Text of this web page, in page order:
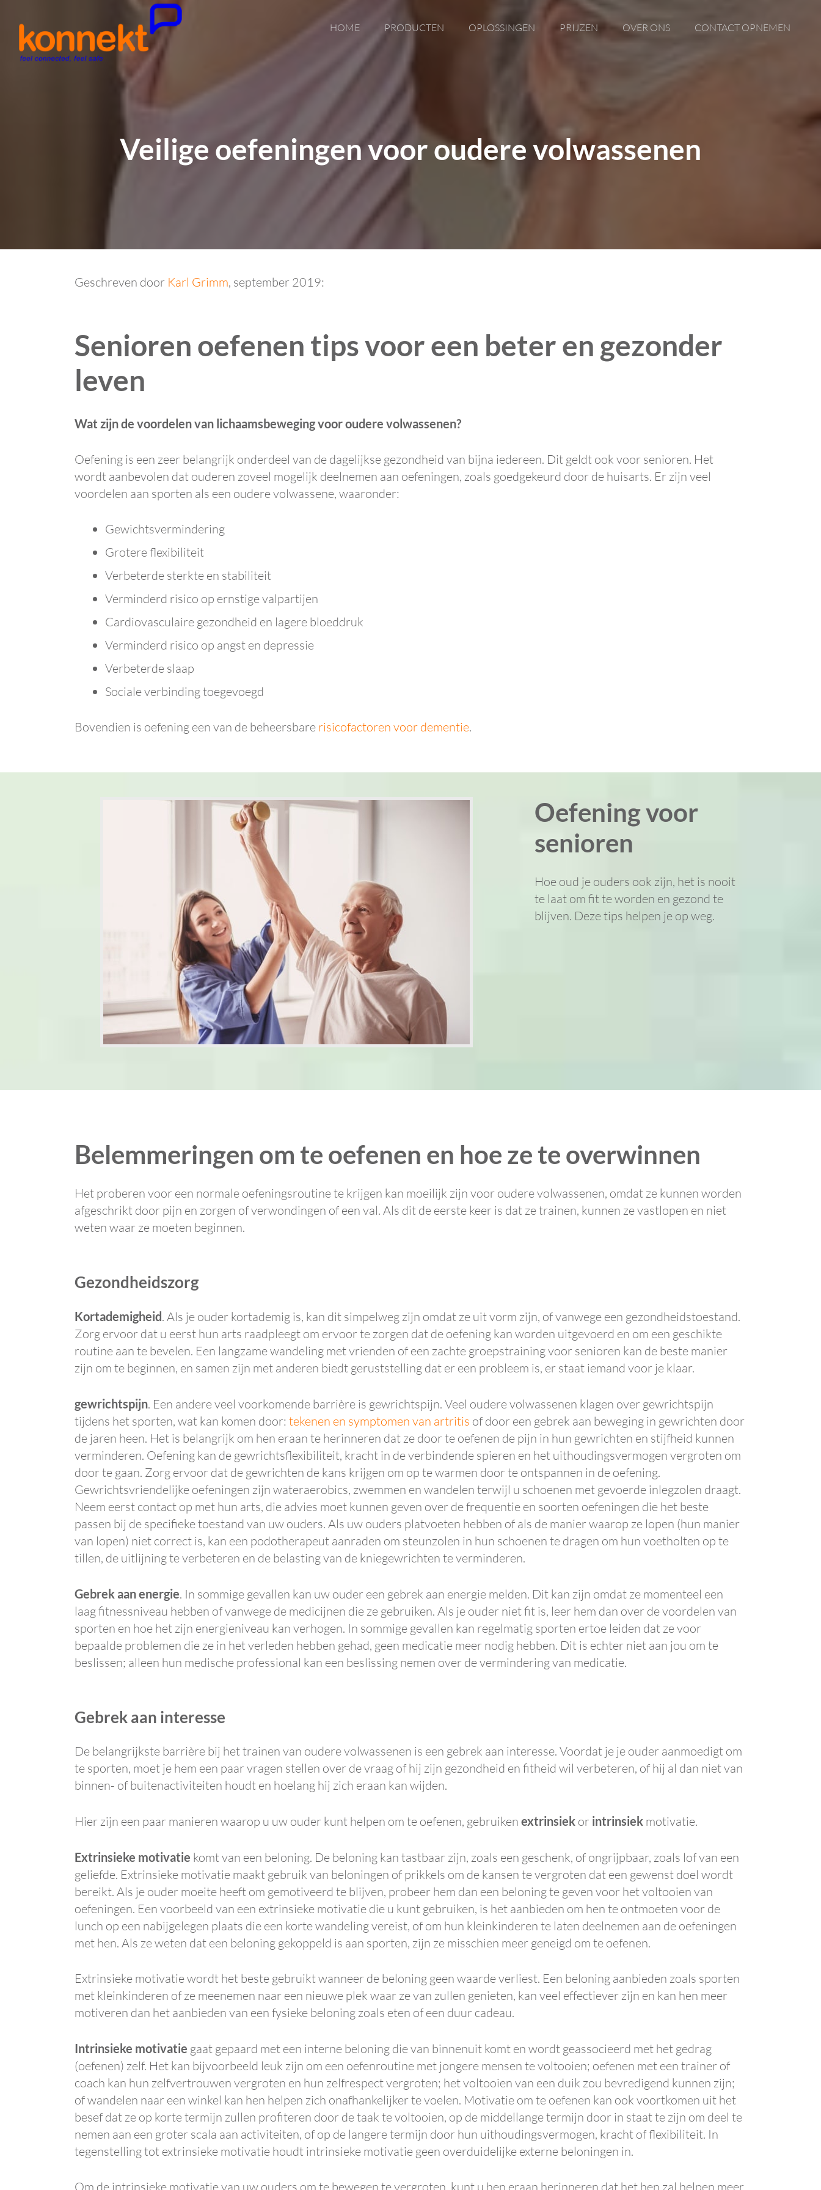
HOME PRODUCTEN OPLOSSINGEN PRIJZEN OVER ONS CONTACT OPNEMEN
Veilige oefeningen voor oudere volwassenen
Geschreven door Karl Grimm, september 2019:
Senioren oefenen tips voor een beter en gezonder
leven
Wat zijn de voordelen van lichaamsbeweging voor oudere volwassenen?
Oefening is een zeer belangrijk onderdeel van de dagelijkse gezondheid van bijna iedereen. Dit geldt ook voor senioren. Het
wordt aanbevolen dat ouderen zoveel mogelijk deelnemen aan oefeningen, zoals goedgekeurd door de huisarts. Er zijn veel
voordelen aan sporten als een oudere volwassene, waaronder:
Gewichtsvermindering
Grotere flexibiliteit
Verbeterde sterkte en stabiliteit
Verminderd risico op ernstige valpartijen
Cardiovasculaire gezondheid en lagere bloeddruk
Verminderd risico op angst en depressie
Verbeterde slaap
Sociale verbinding toegevoegd
Bovendien is oefening een van de beheersbare risicofactoren voor dementie.
Oefening voor
senioren
Hoe oud je ouders ook zijn, het is nooit
te laat om fit te worden en gezond te
blijven. Deze tips helpen je op weg.
Belemmeringen om te oefenen en hoe ze te overwinnen
Het proberen voor een normale oefeningsroutine te krijgen kan moeilijk zijn voor oudere volwassenen, omdat ze kunnen worden
afgeschrikt door pijn en zorgen of verwondingen of een val. Als dit de eerste keer is dat ze trainen, kunnen ze vastlopen en niet
weten waar ze moeten beginnen.
Gezondheidszorg
Kortademigheid. Als je ouder kortademig is, kan dit simpelweg zijn omdat ze uit vorm zijn, of vanwege een gezondheidstoestand.
Zorg ervoor dat u eerst hun arts raadpleegt om ervoor te zorgen dat de oefening kan worden uitgevoerd en om een ​​geschikte
routine aan te bevelen. Een langzame wandeling met vrienden of een zachte groepstraining voor senioren kan de beste manier
zijn om te beginnen, en samen zijn met anderen biedt geruststelling dat er een probleem is, er staat iemand voor je klaar.
gewrichtspijn. Een andere veel voorkomende barrière is gewrichtspijn. Veel oudere volwassenen klagen over gewrichtspijn
tijdens het sporten, wat kan komen door: tekenen en symptomen van artritis of door een gebrek aan beweging in gewrichten door
de jaren heen. Het is belangrijk om hen eraan te herinneren dat ze door te oefenen de pijn in hun gewrichten en stijfheid kunnen
verminderen. Oefening kan de gewrichtsflexibiliteit, kracht in de verbindende spieren en het uithoudingsvermogen vergroten om
door te gaan. Zorg ervoor dat de gewrichten de kans krijgen om op te warmen door te ontspannen in de oefening.
Gewrichtsvriendelijke oefeningen zijn wateraerobics, zwemmen en wandelen terwijl u schoenen met gevoerde inlegzolen draagt.
Neem eerst contact op met hun arts, die advies moet kunnen geven over de frequentie en soorten oefeningen die het beste
passen bij de specifieke toestand van uw ouders. Als uw ouders platvoeten hebben of als de manier waarop ze lopen (hun manier
van lopen) niet correct is, kan een podotherapeut aanraden om steunzolen in hun schoenen te dragen om hun voetholten op te
tillen, de uitlijning te verbeteren en de belasting van de kniegewrichten te verminderen.
Gebrek aan energie. In sommige gevallen kan uw ouder een gebrek aan energie melden. Dit kan zijn omdat ze momenteel een
laag fitnessniveau hebben of vanwege de medicijnen die ze gebruiken. Als je ouder niet fit is, leer hem dan over de voordelen van
sporten en hoe het zijn energieniveau kan verhogen. In sommige gevallen kan regelmatig sporten ertoe leiden dat ze voor
bepaalde problemen die ze in het verleden hebben gehad, geen medicatie meer nodig hebben. Dit is echter niet aan jou om te
beslissen; alleen hun medische professional kan een beslissing nemen over de vermindering van medicatie.
Gebrek aan interesse
De belangrijkste barrière bij het trainen van oudere volwassenen is een gebrek aan interesse. Voordat je je ouder aanmoedigt om
te sporten, moet je hem een ​​paar vragen stellen over de vraag of hij zijn gezondheid en fitheid wil verbeteren, of hij al dan niet van
binnen- of buitenactiviteiten houdt en hoelang hij zich eraan kan wijden.
Hier zijn een paar manieren waarop u uw ouder kunt helpen om te oefenen, gebruiken extrinsiek or intrinsiek motivatie.
Extrinsieke motivatie komt van een beloning. De beloning kan tastbaar zijn, zoals een geschenk, of ongrijpbaar, zoals lof van een
geliefde. Extrinsieke motivatie maakt gebruik van beloningen of prikkels om de kansen te vergroten dat een gewenst doel wordt
bereikt. Als je ouder moeite heeft om gemotiveerd te blijven, probeer hem dan een beloning te geven voor het voltooien van
oefeningen. Een voorbeeld van een extrinsieke motivatie die u kunt gebruiken, is het aanbieden om hen te ontmoeten voor de
lunch op een nabijgelegen plaats die een korte wandeling vereist, of om hun kleinkinderen te laten deelnemen aan de oefeningen
met hen. Als ze weten dat een beloning gekoppeld is aan sporten, zijn ze misschien meer geneigd om te oefenen.
Extrinsieke motivatie wordt het beste gebruikt wanneer de beloning geen waarde verliest. Een beloning aanbieden zoals sporten
met kleinkinderen of ze meenemen naar een nieuwe plek waar ze van zullen genieten, kan veel effectiever zijn en kan hen meer
motiveren dan het aanbieden van een fysieke beloning zoals eten of een duur cadeau.
Intrinsieke motivatie gaat gepaard met een interne beloning die van binnenuit komt en wordt geassocieerd met het gedrag
(oefenen) zelf. Het kan bijvoorbeeld leuk zijn om een ​​oefenroutine met jongere mensen te voltooien; oefenen met een trainer of
coach kan hun zelfvertrouwen vergroten en hun zelfrespect vergroten; het voltooien van een duik zou bevredigend kunnen zijn;
of wandelen naar een winkel kan hen helpen zich onafhankelijker te voelen. Motivatie om te oefenen kan ook voortkomen uit het
besef dat ze op korte termijn zullen profiteren door de taak te voltooien, op de middellange termijn door in staat te zijn om deel te
nemen aan een groter scala aan activiteiten, of op de langere termijn door hun uithoudingsvermogen, kracht of flexibiliteit. In
tegenstelling tot extrinsieke motivatie houdt intrinsieke motivatie geen overduidelijke externe beloningen in.
Om de intrinsieke motivatie van uw ouders om te bewegen te vergroten, kunt u hen eraan herinneren dat het hen zal helpen meer